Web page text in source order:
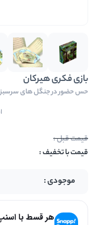
بازی فکری هیرکان
حس حضور در جنگل های سرسبز
هر قسط با